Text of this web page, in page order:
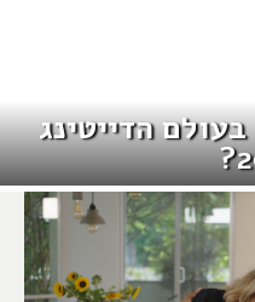
הדייטינג